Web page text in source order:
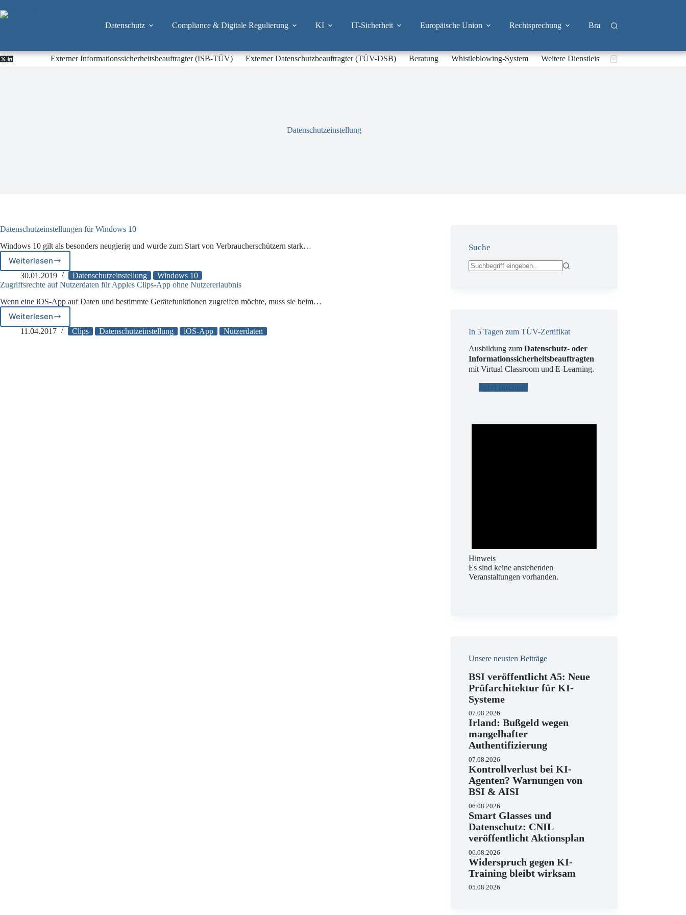
Inhalt
Datenschutz Compliance & Digitale Regulierung KI IT-Sicherheit Europäische Union Rechtsprechung Branchen
Externer Informationssicherheitsbeauftragter (ISB-TÜV) Externer Datenschutzbeauftragter (TÜV-DSB) Beratung Whistleblowing-System Weitere DienstleistungenWarenkorb
Datenschutzeinstellung
Datenschutzeinstellungen für Windows 10
Windows 10 gilt als besonders neugierig und wurde zum Start von Verbraucherschützern stark…
WeiterlesenDatenschutzeinstellungen
für
Windows
30.01.2019 Datenschutzeinstellung
Windows 10
Zugriffsrechte auf Nutzerdaten für Apples Clips-App ohne Nutzererlaubnis
Wenn eine iOS-App auf Daten und bestimmte Gerätefunktionen zugreifen möchte, muss sie beim…
WeiterlesenZugriffsrechte
auf
11.04.2017 Clips Datenschutzeinstellung iOS-App Nutzerdaten
Suche
In 5 Tagen zum TÜV-Zertifikat
Ausbildung zumDatenschutz- oder
Informationssicherheitsbeauftragten
mit Virtual Classroom und E-Learning.
Jetzt buchen!
Hinweis
Es sind keine anstehenden
Veranstaltungen vorhanden.
Unsere neusten Beiträge
BSI veröffentlicht A5: Neue
Prüfarchitektur für KI-
Systeme
07.08.2026
Irland: Bußgeld wegen
mangelhafter
Authentifizierung
07.08.2026
Kontrollverlust bei KI-
Agenten? Warnungen von
BSI & AISI
06.08.2026
Smart Glasses und
Datenschutz: CNIL
veröffentlicht Aktionsplan
06.08.2026
Widerspruch gegen KI-
Training bleibt wirksam
05.08.2026